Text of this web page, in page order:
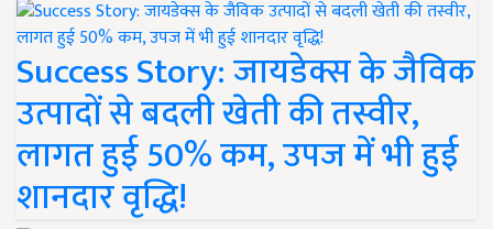
Success Story: जायडेक्स के जैविक
उत्पादों से बदली खेती की तस्वीर,
लागत हुई 50% कम, उपज में भी हुई
शानदार वृद्धि!